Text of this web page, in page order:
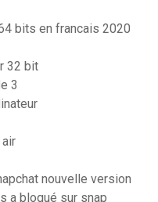
bits en francais 2020
32 bit
3
nouvelle version
a bloqué sur snap